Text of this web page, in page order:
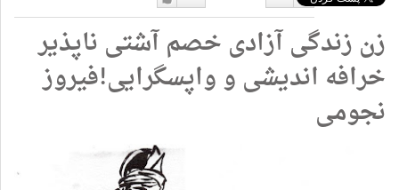
دوست
دارم
دوست
نداشتن
زن زندگی آزادی خصم آشتی ناپذیر
خرافه اندیشی و واپسگرایی!فیروز
نجومی